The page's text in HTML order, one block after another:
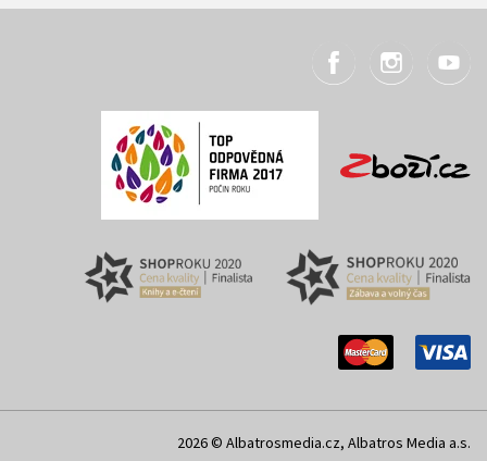
2026 © Albatrosmedia.cz, Albatros Media a.s.